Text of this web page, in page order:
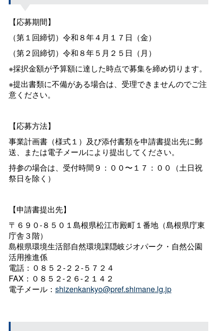
【応募期間】
（第１回締切）令和８年４月１７日（金）
（第２回締切）令和８年５月２５日（月）
※採択金額が予算額に達した時点で募集を締め切ります。
※提出書類に不備がある場合は、受理できませんのでご注
意ください。
【応募方法】
事業計画書（様式１）及び添付書類を申請書提出先に郵
送、または電子メールにより提出してください。
持参の場合は、受付時間９：００〜１７：００（土日祝
祭日を除く）
【申請書提出先】
〒６９０-８５０１島根県松江市殿町１番地（島根県庁東
庁舎３階）
島根県環境生活部自然環境課隠岐ジオパーク・自然公園
活用推進係
電話：０８５２-２２-５７２４
FAX：０８５２-２６-２１４２
電子メール： shizenkankyo@pref.shimane.lg.jp